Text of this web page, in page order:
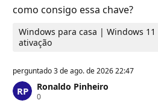
como consigo essa chave?
Windows para casa | Windows
ativação
perguntado3 de ago. de 2026 22:47
Ronaldo Pinheiro
0P